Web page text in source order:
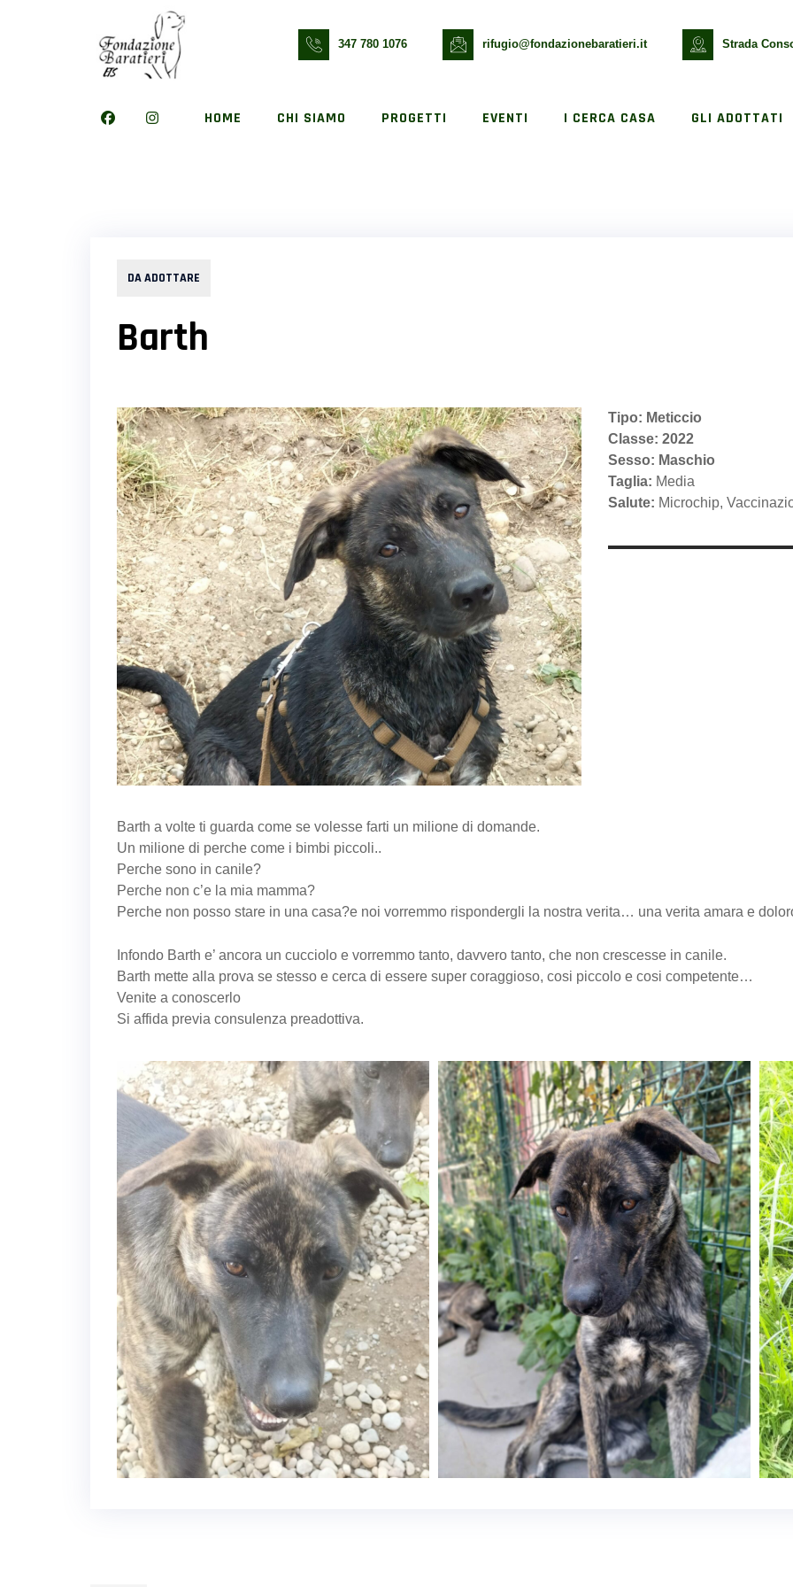
347 780 1076 rifugio@fondazionebaratieri.it Strada
HOME CHI SIAMO PROGETTI EVENTI I CERCA CASA GLI ADOTTATI
DA ADOTTARE
Barth
Tipo: Meticcio
Classe: 2022
Sesso: Maschio
Taglia: Media
Salute: Microchip,
Barth a volte ti guarda come se volesse farti un milione di domande.
Un milione di perche come i bimbi piccoli..
Perche sono in canile?
Perche non c’e la mia mamma?
Perche non posso stare in una casa?e noi vorremmo rispondergli la nostra verita… una verita amara e
Infondo Barth e’ ancora un cucciolo e vorremmo tanto, davvero tanto, che non crescesse in canile.
Barth mette alla prova se stesso e cerca di essere super coraggioso, cosi piccolo e cosi competente…
Venite a conoscerlo
Si affida previa consulenza preadottiva.